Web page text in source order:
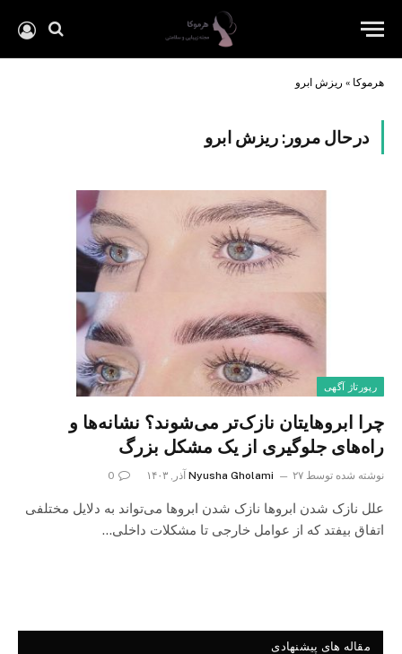
هرموکا » ریزش ابرو
درحال مرور:ریزش ابرو
رپورتاژ آگهی
چرا ابروهایتان نازک‌تر می‌شوند؟ نشانه‌ها و
راه‌های جلوگیری از یک مشکل بزرگ
نوشته شده توسط Nyusha Gholami ۲۷ آذر, ۱۴۰۳ 0
علل نازک شدن ابروها نازک شدن ابروها می‌تواند به دلایل مختلفی
اتفاق بیفتد که از عوامل خارجی تا مشکلات داخلی…
مقاله های پیشنهادی